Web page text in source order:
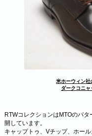
米ホーウィン社
ダークコニ
RTWコレクションはMTOのパ
開しています。
キャップトゥ、Vチップ、ホー